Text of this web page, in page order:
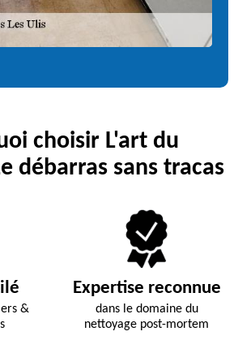
choisir L'art du
débarras sans tracas
&
Expertise reconnue
dans le domaine du
nettoyage post-mortem